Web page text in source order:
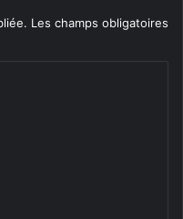
Les champs obligatoires